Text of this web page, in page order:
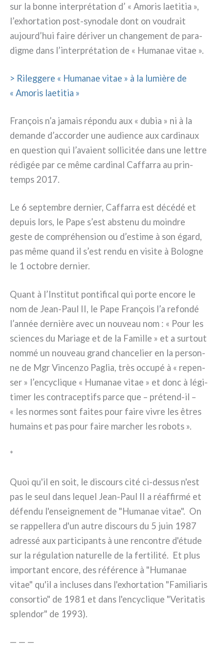
sur la bon­ne inter­pré­ta­tion d’ « Amoris lae­ti­tia »,
l’exhortation post-synodale dont on vou­drait
aujourd’hui fai­re déri­ver un chan­ge­ment de para­
dig­me dans l’interprétation de « Humanae vitae ».
> Rileggere « Humanae vitae » à la lumiè­re de
« Amoris lae­ti­tia »
François n’a jamais répon­du aux « dubia » ni à la
deman­de d’accorder une audien­ce aux car­di­naux
en que­stion qui l’avaient sol­li­ci­tée dans une let­tre
rédi­gée par ce même car­di­nal Caffarra au prin­
temps 2017.
Le 6 sep­tem­bre der­nier, Caffarra est décé­dé et
depuis lors, le Pape s’est abste­nu du moin­dre
geste de com­pré­hen­sion ou d’estime à son égard,
pas même quand il s’est ren­du en visi­te à Bologne
le 1 octo­bre der­nier.
Quant à l’Institut pon­ti­fi­cal qui por­te enco­re le
nom de Jean-Paul II, le Pape François l’a refon­dé
l’année der­niè­re avec un nou­veau nom : « Pour les
scien­ces du Mariage et de la Famille » et a sur­tout
nom­mé un nou­veau grand chan­ce­lier en la per­son­
ne de Mgr Vincenzo Paglia, très occu­pé à « repen­
ser » l’encyclique « Humanae vitae » et donc à légi­
ti­mer les con­tra­cep­tifs par­ce que – prétend-il –
« les nor­mes sont fai­tes pour fai­re vivre les êtres
humains et pas pour fai­re mar­cher les robo­ts ».
*
Quoi qu'il en soit, le discours cité ci-dessus n'est
pas le seul dans lequel Jean-Paul II a réaf­fir­mé et
défen­du l'enseignement de "Humanae vitae". On
se rap­pel­le­ra d'un autre discours du 5 juin 1987
adres­sé aux par­ti­ci­pan­ts à une ren­con­tre d'étude
sur la régu­la­tion natu­rel­le de la fer­ti­li­té. Et plus
impor­tant enco­re, des réfé­ren­ce à "Humanae
vitae" qu'il a inclu­ses dans l'exhortation "Familiaris
con­sor­tio" de 1981 et dans l'encyclique "Veritatis
splen­dor" de 1993).
— — —